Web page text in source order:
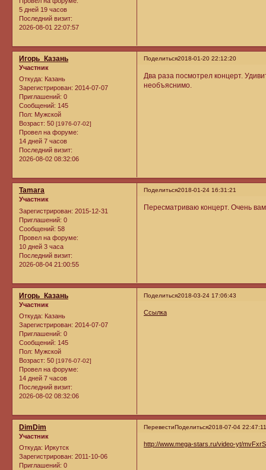
5 дней 19 часов
Последний визит:
2026-08-01 22:07:57
Поделиться2018-01-20 22:12:20
Игорь_Казань
Участник
Откуда: Казань
Зарегистрирован: 2014-07-07
Приглашений: 0
Сообщений: 145
Пол: Мужской
Возраст: 50 [1976-07-02]
Провел на форуме:
14 дней 7 часов
Последний визит:
2026-08-02 08:32:06
Два раза посмотрел концерт.
необъяснимо.
Поделиться2018-01-24 16:31:21
Tamara
Участник
Зарегистрирован: 2015-12-31
Приглашений: 0
Сообщений: 58
Провел на форуме:
10 дней 3 часа
Последний визит:
2026-08-04 21:00:55
Пересматриваю концерт. Очень
Поделиться2018-03-24 17:06:43
Игорь_Казань
Участник
Откуда: Казань
Зарегистрирован: 2014-07-07
Приглашений: 0
Сообщений: 145
Пол: Мужской
Возраст: 50 [1976-07-02]
Провел на форуме:
14 дней 7 часов
Последний визит:
2026-08-02 08:32:06
Ссылка
ПеревестиПоделиться2018-07-04
DimDim
Участник
Откуда: Иркутск
Зарегистрирован: 2011-10-06
Приглашений: 0
http://www.mega-stars.ru/video-yt/